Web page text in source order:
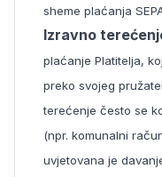
sheme plaćanja
Izravno
plaćanje Platitelja,
preko svojeg
terećenje često se
(npr. komunalni
uvjetovana je